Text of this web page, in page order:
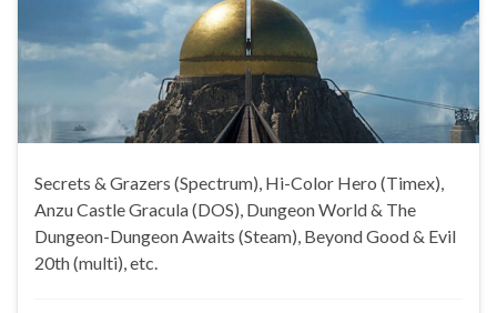
Secrets & Grazers (Spectrum), Hi-Color Hero (Timex),
Anzu Castle Gracula (DOS), Dungeon World & The
Dungeon-Dungeon Awaits (Steam), Beyond Good & Evil
20th (multi), etc.